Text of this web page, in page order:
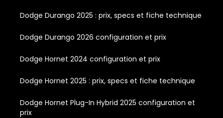
Dodge Durango 2025 : prix, specs et fiche technique
Dodge Durango 2026 configuration et prix
Dodge Hornet 2024 configuration et prix
Dodge Hornet 2025 : prix, specs et fiche technique
Dodge Hornet Plug-In Hybrid 2025 configuration et
prix